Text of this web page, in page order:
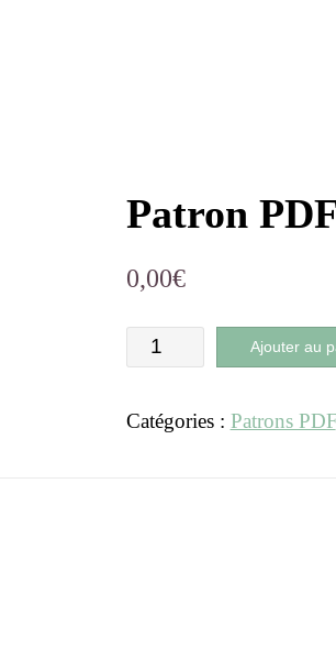
Patron
0,00€
Ajouter au
Catégories : Patrons PDF